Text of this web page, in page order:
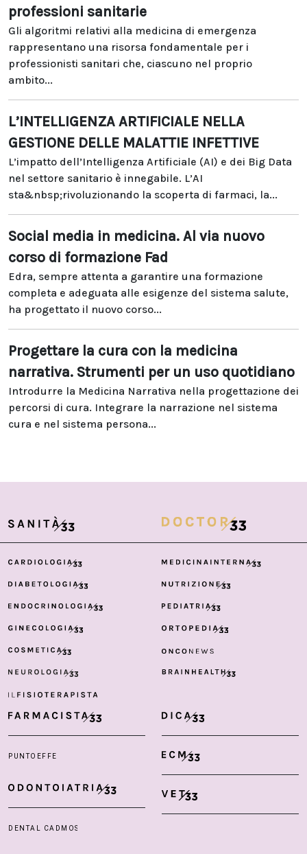
professioni sanitarie
Gli algoritmi relativi alla medicina di emergenza
rappresentano una risorsa fondamentale per i
professionisti sanitari che, ciascuno nel proprio
ambito...
L’INTELLIGENZA ARTIFICIALE NELLA
GESTIONE DELLE MALATTIE INFETTIVE
L’impatto dell’Intelligenza Artificiale (AI) e dei Big Data
nel settore sanitario è innegabile. L’AI
sta&nbsp;rivoluzionando la scoperta di farmaci, la...
Social media in medicina. Al via nuovo
corso di formazione Fad
Edra, sempre attenta a garantire una formazione
completa e adeguata alle esigenze del sistema salute,
ha progettato il nuovo corso...
Progettare la cura con la medicina
narrativa. Strumenti per un uso quotidiano
Introdurre la Medicina Narrativa nella progettazione dei
percorsi di cura. Integrare la narrazione nel sistema
cura e nel sistema persona...